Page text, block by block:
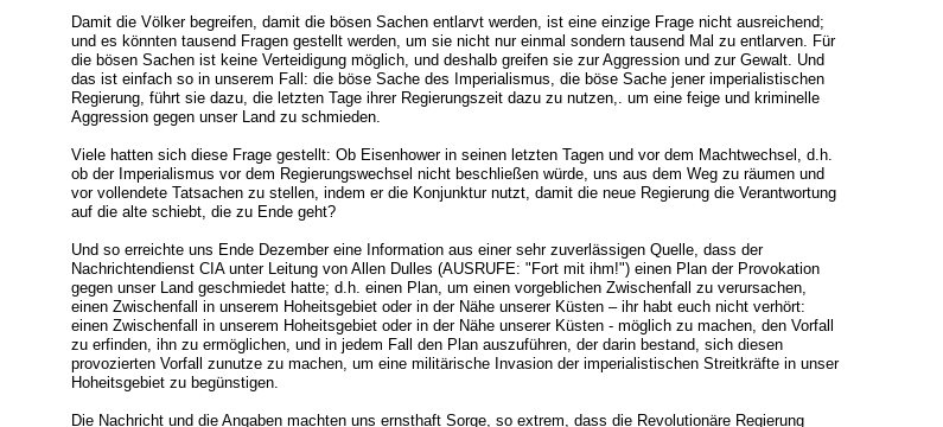
Damit die Völker begreifen, damit die bösen Sachen entlarvt werden, ist eine einzige Frage nicht ausreichend;
und es könnten tausend Fragen gestellt werden, um sie nicht nur einmal sondern tausend Mal zu entlarven. Für
die bösen Sachen ist keine Verteidigung möglich, und deshalb greifen sie zur Aggression und zur Gewalt. Und
das ist einfach so in unserem Fall: die böse Sache des Imperialismus, die böse Sache jener imperialistischen
Regierung, führt sie dazu, die letzten Tage ihrer Regierungszeit dazu zu nutzen,. um eine feige und kriminelle
Aggression gegen unser Land zu schmieden.
Viele hatten sich diese Frage gestellt: Ob Eisenhower in seinen letzten Tagen und vor dem Machtwechsel, d.h.
ob der Imperialismus vor dem Regierungswechsel nicht beschließen würde, uns aus dem Weg zu räumen und
vor vollendete Tatsachen zu stellen, indem er die Konjunktur nutzt, damit die neue Regierung die Verantwortung
auf die alte schiebt, die zu Ende geht?
Und so erreichte uns Ende Dezember eine Information aus einer sehr zuverlässigen Quelle, dass der
Nachrichtendienst CIA unter Leitung von Allen Dulles (AUSRUFE: "Fort mit ihm!") einen Plan der Provokation
gegen unser Land geschmiedet hatte; d.h. einen Plan, um einen vorgeblichen Zwischenfall zu verursachen,
einen Zwischenfall in unserem Hoheitsgebiet oder in der Nähe unserer Küsten – ihr habt euch nicht verhört:
einen Zwischenfall in unserem Hoheitsgebiet oder in der Nähe unserer Küsten - möglich zu machen, den Vorfall
zu erfinden, ihn zu ermöglichen, und in jedem Fall den Plan auszuführen, der darin bestand, sich diesen
provozierten Vorfall zunutze zu machen, um eine militärische Invasion der imperialistischen Streitkräfte in unser
Hoheitsgebiet zu begünstigen.
Die Nachricht und die Angaben machten uns ernsthaft Sorge, so extrem, dass die Revolutionäre Regierung